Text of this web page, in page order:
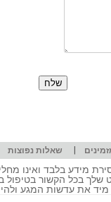
| שאלות נפוצות
מידע בלבד ואינו
שלך בכל הקשור
מיד את עדשות המגע